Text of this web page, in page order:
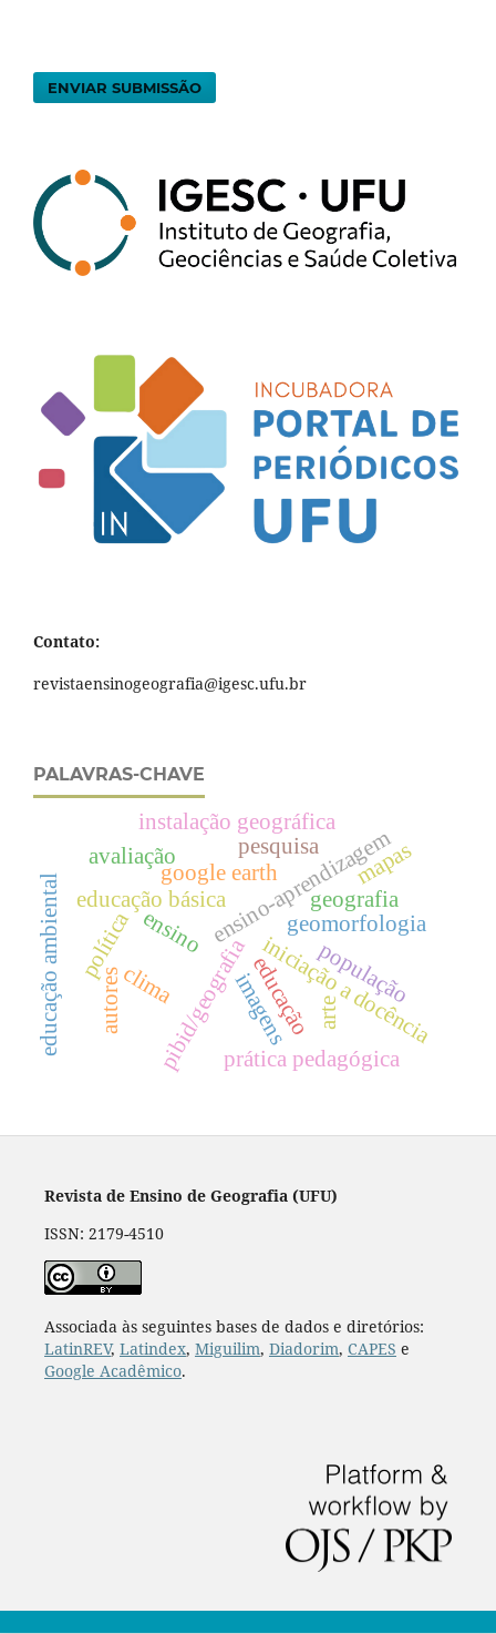
ENVIAR SUBMISSÃO
Contato:
revistaensinogeografia@igesc.ufu.br
PALAVRAS-CHAVE
clima
ensino-aprendizagem
pibid/geografiainiciação a docência
educação básica geografia
google earth
geomorfologia
ensino
pesquisa
educaçãopopulação
política
educação ambiental imagens
autores
instalação geográfica
prática pedagógica
avaliação
arte
mapas
Revista de Ensino de Geografia (UFU)
ISSN: 2179-4510
Associada às seguintes bases de dados e diretórios:
LatinREV, Latindex, Miguilim, Diadorim, CAPES e
Google Acadêmico.